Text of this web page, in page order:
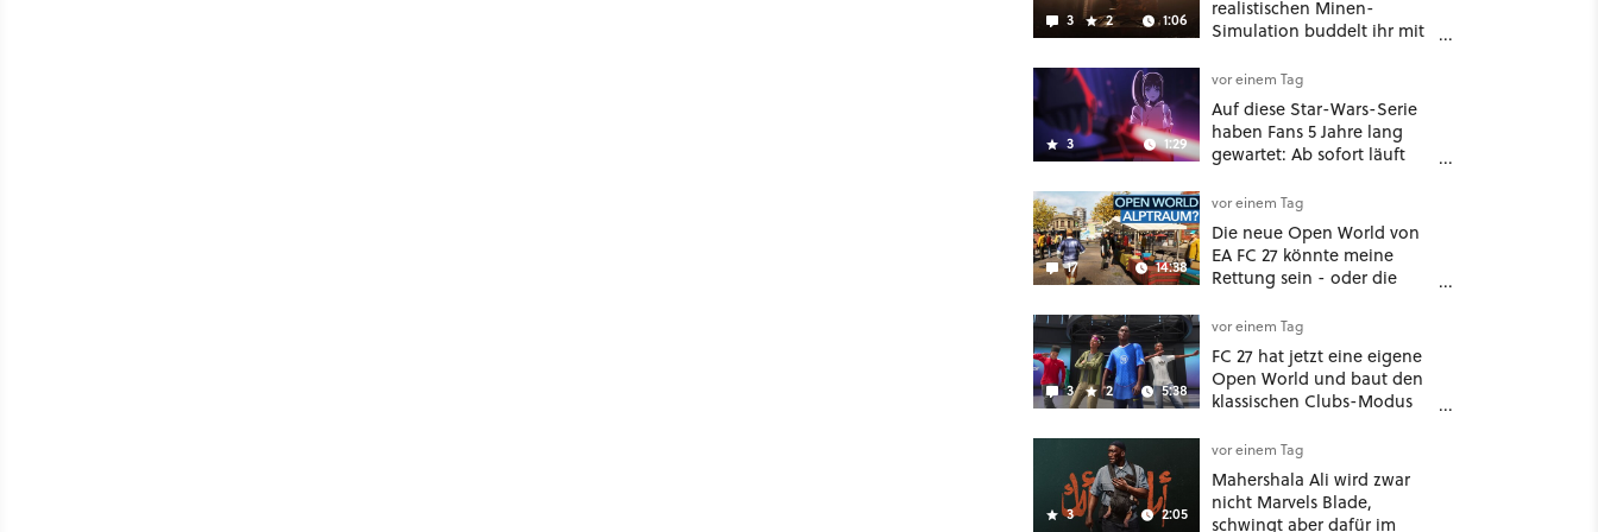
3 2 1:06
realistischen Minen-
Simulation buddelt ihr mit
möglichst vorsichtig Kohle
aus
3 1:29
vor einem Tag
Auf diese Star-Wars-Serie
haben Fans 5 Jahre lang
gewartet: Ab sofort läuft
Disney Plus
17 14:38
vor einem Tag
Die neue Open World von
EA FC 27 könnte meine
Rettung sein - oder die
3 2 5:38
vor einem Tag
FC 27 hat jetzt eine eigene
Open World und baut den
klassischen Clubs-Modus
Spieler-Sandbox aus
3 2:05
vor einem Tag
Mahershala Ali wird zwar
nicht Marvels Blade,
schwingt aber dafür im